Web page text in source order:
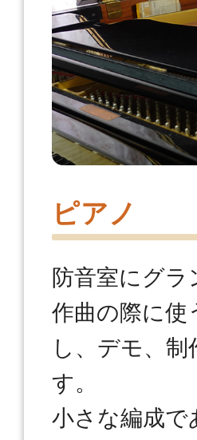
ピアノ
防音室にグ
作曲の際に使
し、デモ、
す。
小さな編成